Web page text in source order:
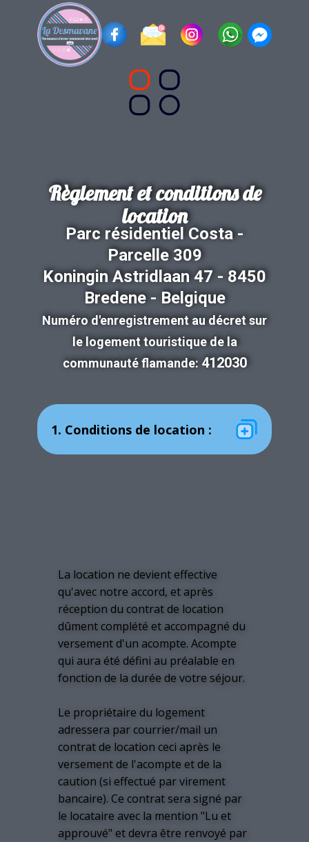
Règlement et conditi​ons de
location
Parc résidentiel Costa -
Parcelle 309
Koningin Astridlaan 47 - 8450
Bredene - Belgique
Numéro d'enregistrement au décret sur
le logement touristique de la
communauté flamande: 412030
1. Conditions de location :
La location ne devient effective
qu'avec notre accord, et après
réception du contrat de location
dûment complété et accompagné du
versement d'un acompte. Acompte
qui aura été défini au préalable en
fonction de la durée de votre séjour.
Le propriétaire du logement
adressera par courrier/mail un
contrat de location ceci après le
versement de l'acompte et de la
caution (si effectué par virement
bancaire). Ce contrat sera signé par
le locataire avec la mention "Lu et
approuvé" et devra être renvoyé par